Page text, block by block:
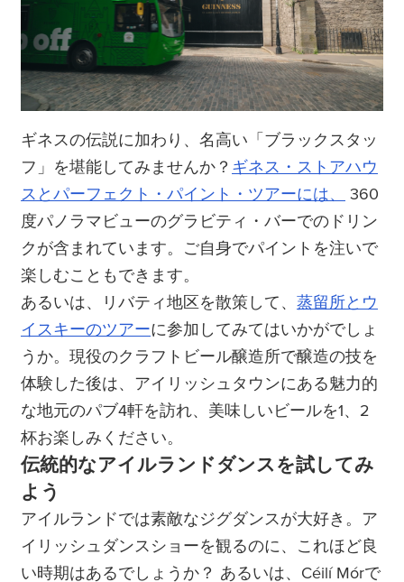
ギネスの伝説に加わり、名高い「ブラックスタッ
フ」を堪能してみませんか？ ギネス・ストアハウ
スとパーフェクト・パイント・ツアーには、
360
度パノラマビューのグラビティ・バーでのドリン
クが含まれています。ご自身でパイントを注いで
楽しむこともできます。
あるいは、リバティ地区を散策して、 蒸留所とウ
イスキーのツアーに参加してみてはいかがでしょ
うか。現役のクラフトビール醸造所で醸造の技を
体験した後は、アイリッシュタウンにある魅力的
な地元のパブ4軒を訪れ、美味しいビールを1、2
杯お楽しみください。
伝統的なアイルランドダンスを試してみ
よう
アイルランドでは素敵なジグダンスが大好き。ア
イリッシュダンスショーを観るのに、これほど良
い時期はあるでしょうか？ あるいは、Céilí Mórで